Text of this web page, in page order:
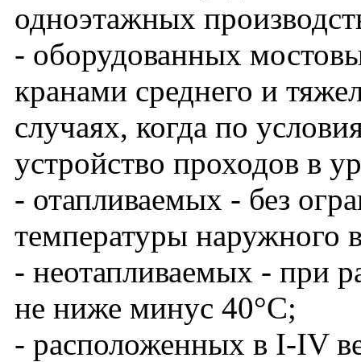
одноэтажных
- оборудованных
кранами среднего и
случаях, когда по
устройство проходов в
- отапливаемых - без
температуры наружного
- неотапливаемых - при
не ниже минус 40°С;
- расположенных в I-IV